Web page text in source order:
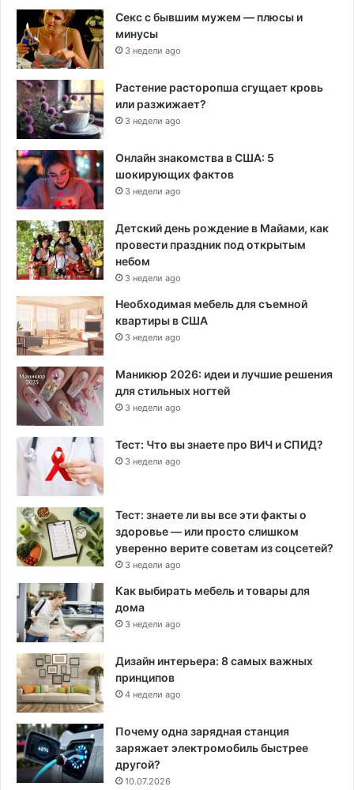
Секс с бывшим мужем — плюсы и
минусы
3 недели ago
Растение расторопша сгущает кровь
или разжижает?
3 недели ago
Онлайн знакомства в США: 5
шокирующих фактов
3 недели ago
Детский день рождение в Майами, как
провести праздник под открытым
небом
3 недели ago
Необходимая мебель для съемной
квартиры в США
3 недели ago
Маникюр 2026: идеи и лучшие решения
для стильных ногтей
3 недели ago
Тест: Что вы знаете про ВИЧ и СПИД?
3 недели ago
Тест: знаете ли вы все эти факты о
здоровье — или просто слишком
уверенно верите советам из соцсетей?
3 недели ago
Как выбирать мебель и товары для
дома
3 недели ago
Дизайн интерьера: 8 самых важных
принципов
4 недели ago
Почему одна зарядная станция
заряжает электромобиль быстрее
другой?
10.07.2026